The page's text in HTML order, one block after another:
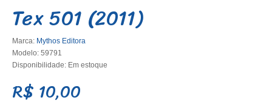
Tex 501 (2011)
Marca: Mythos Editora
Modelo: 59791
Disponibilidade: Em estoque
R$ 10,00